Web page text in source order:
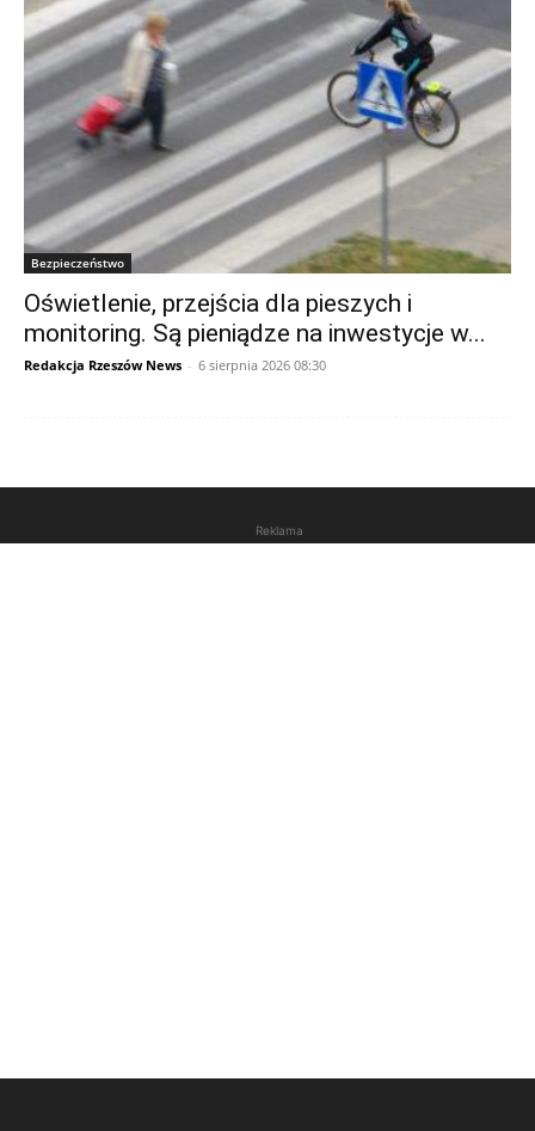
Bezpieczeństwo
Oświetlenie, przejścia dla pieszych i
monitoring. Są pieniądze na inwestycje w...
Redakcja Rzeszów News - 6 sierpnia 2026 08:30
Reklama